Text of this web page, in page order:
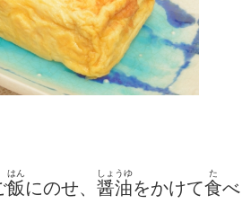
飯
はん
にのせ、 醤油
しょうゆ
をかけて食
た